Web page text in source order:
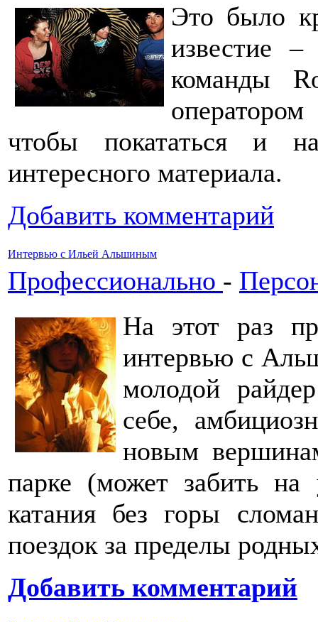
Это было
известие
команды
чтобы покататься и
интересного материала.
Добавить комментарий
Интервью с Ильей Альшиным
Профессионально -
На этот раз
интервью с
молодой
себе,
новым
парке (может забить
катания без горы
поездок за пределы
Добавить комментарий